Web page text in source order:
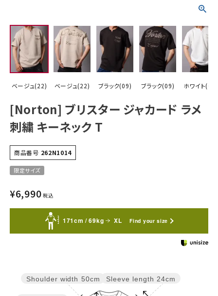
ベージュ(22) ベージュ(22) ブラック(09) ブラック(09) ホワイト(01)
[Norton] ブリスター ジャカード ラメ
刺繍 キーネック T
商品番号 262N1014
限定サイズ
¥6,990 税込
171cm / 69kg XL Find your size
Sleeve length 24cm
Shoulder width 50cm